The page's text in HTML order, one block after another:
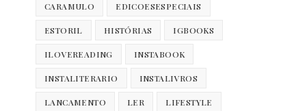
CARAMULO EDICOESESPECIAIS
ESTORIL HISTÓRIAS IGBOOKS
ILOVEREADING INSTABOOK
INSTALITERARIO INSTALIVROS
LANCAMENTO LER LIFESTYLE